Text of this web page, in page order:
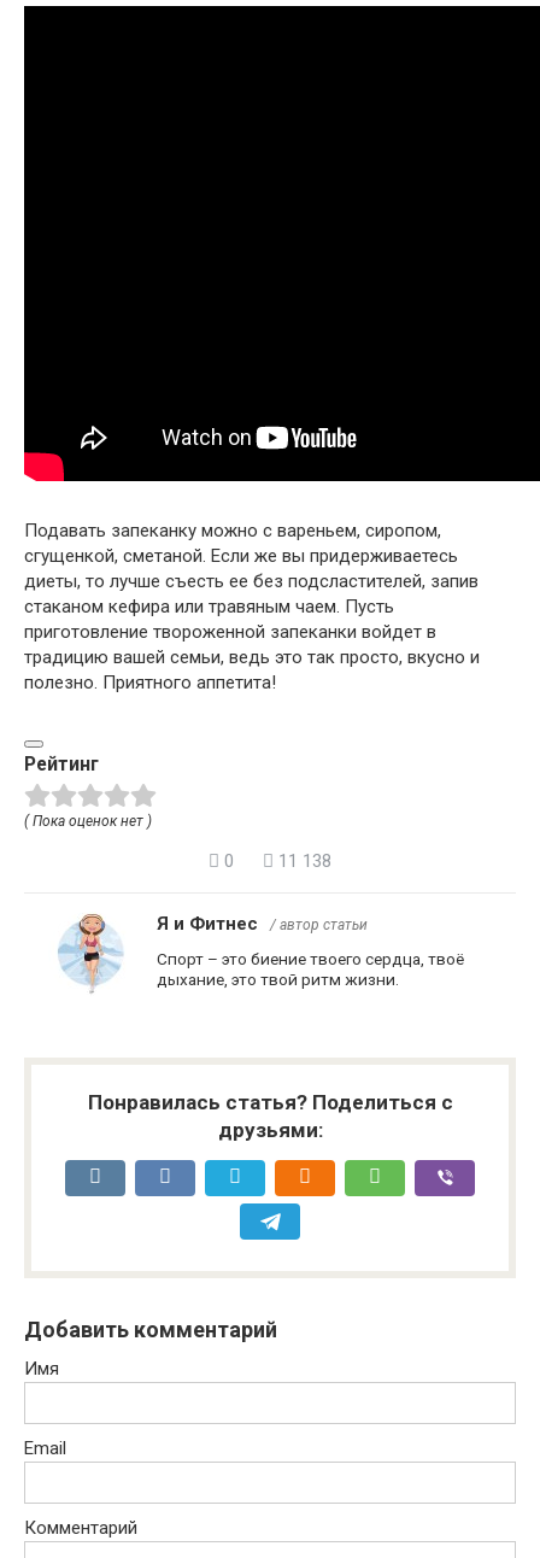
Подавать запеканку можно с вареньем, сиропом,
сгущенкой, сметаной. Если же вы придерживаетесь
диеты, то лучше съесть ее без подсластителей, запив
стаканом кефира или травяным чаем. Пусть
приготовление твороженной запеканки войдет в
традицию вашей семьи, ведь это так просто, вкусно и
полезно. Приятного аппетита!
Рейтинг
( Пока оценок нет )
0 11 138
Я и Фитнес / автор статьи
Спорт – это биение твоего сердца, твоё
дыхание, это твой ритм жизни.
Понравилась статья? Поделиться с
друзьями:
Добавить комментарий
Имя
Email
Комментарий